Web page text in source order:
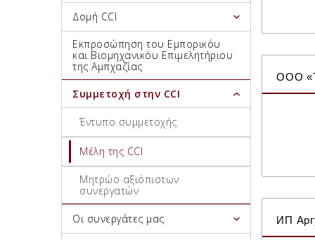
Δομή CCI
Εκπροσώπηση του Εμπορικόυ
και Βιομηχανικόυ Επιμελητήριου
της Αμπχαζίας
Συμμετοχή στην CCI
Έντυπο συμμετοχής
Μέλη της CCI
Μητρώο αξιόπιστων
συνεργατών
Οι συνεργάτες μας
ООО
ИП